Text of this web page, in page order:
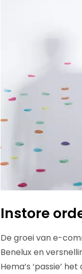
Instore
De groei van e-
Benelux en
Hema’s ‘passie’